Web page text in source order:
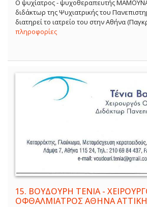
Ο ψυχίατρος - ψυχοθεραπευτής
διδάκτωρ της Ψυχιατρικής του
διατηρεί το ιατρείο του στην Αθήνα
πληροφορίες
15. ΒΟΥΔΟΥΡΗ ΤΕΝΙΑ -
ΟΦΘΑΛΜΙΑΤΡΟΣ ΑΘΗΝΑ